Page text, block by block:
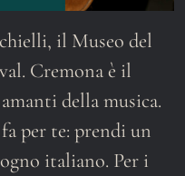
il Museo del
Cremona è il
della musica.
per te: prendi un
italiano. Per i